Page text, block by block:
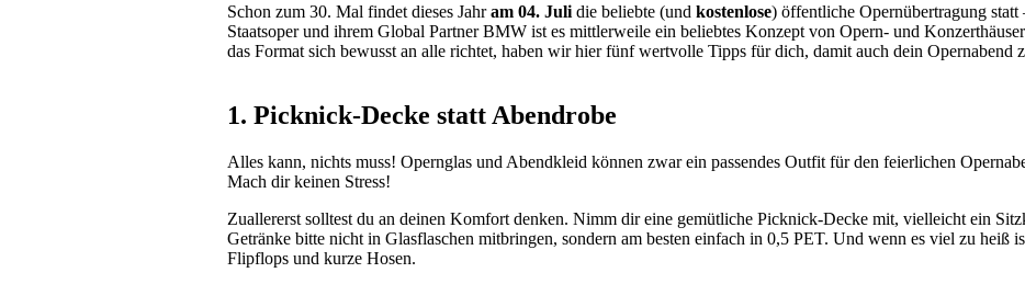
Schon zum 30. Mal findet dieses Jahram 04. Juli die beliebte (undkostenlose) öffentliche Opernübertragung
Staatsoper und ihrem Global Partner BMW ist es mittlerweile ein beliebtes Konzept von Opern- und
das Format sich bewusst an alle richtet, haben wir hier fünf wertvolle Tipps für dich, damit auch dein Opernabend
1. Picknick-Decke statt Abendrobe
Alles kann, nichts muss! Opernglas und Abendkleid können zwar ein passendes Outfit für den feierlichen
Mach dir keinen Stress!
Zuallererst solltest du an deinen Komfort denken. Nimm dir eine gemütliche Picknick-Decke mit, vielleicht ein
Getränke bitte nicht in Glasflaschen mitbringen, sondern am besten einfach in 0,5 PET. Und wenn es viel zu heiß
Flipflops und kurze Hosen.